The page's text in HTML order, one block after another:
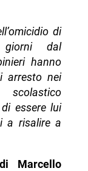
di
dal
hanno
arresto nei
essere lui
a risalire a
Marcello